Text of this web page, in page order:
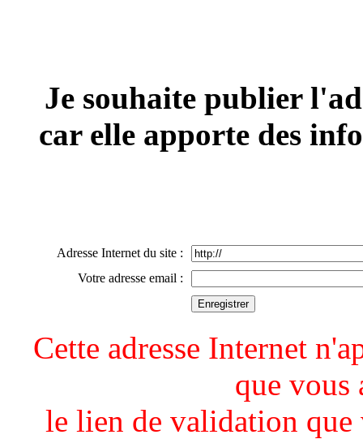
Je souhaite publier
car elle apporte des
Adresse Internet du site :
Votre adresse email :
Cette adresse Internet
que vous
le lien de validation que